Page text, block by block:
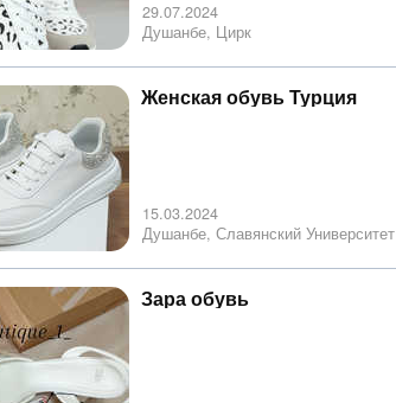
29.07.2024
Душанбе, Цирк
Женская обувь Турция
15.03.2024
Душанбе, Славянский Университет
Зара обувь